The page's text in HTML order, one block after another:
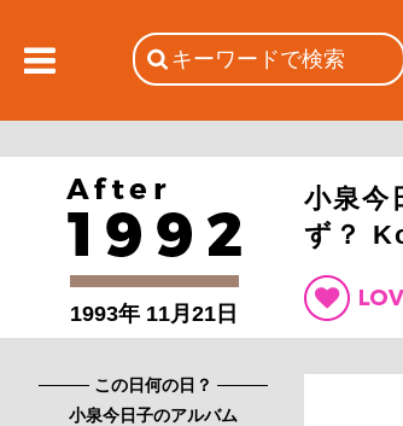
1993年 11月21日
小泉今
ず？
この日何の日？
小泉今日子のアルバム